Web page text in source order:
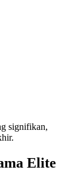
signifikan,
Elite